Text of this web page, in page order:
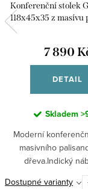
Konferenční stolek
118x45x35 z masívu
7 890
DETAIL
Skladem
Moderní
masivního
dřeva.Indický
masívního dřeva
Dostupné varianty